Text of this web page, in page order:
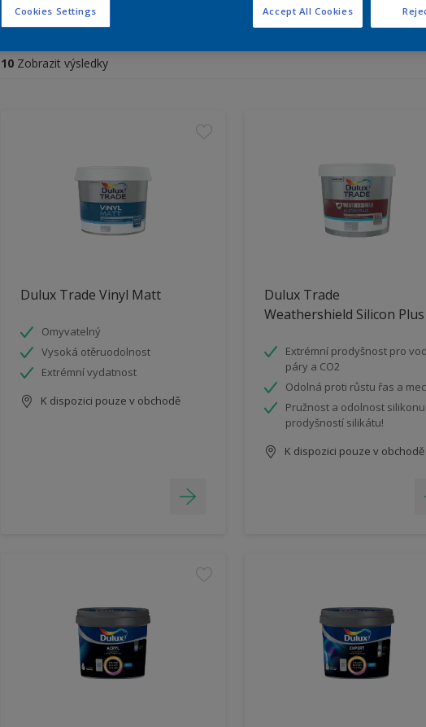
Vyberte si vhodný produkt pro
10 Zobrazit výsledky
Dulux Trade Vinyl Matt
Omyvatelný
Vysoká otěruodolnost
Extrémní vydatnost
K dispozici pouze v obchodě
Dulux Trade
Weathershield Silicon Plus
Extrémní prodyšnost pro
páry a CO2
Odolná proti růstu řas a
Pružnost a odolnost
prodyšností silikátu!
K dispozici pouze v obchodě
Cookies Settings Accept All Cookies